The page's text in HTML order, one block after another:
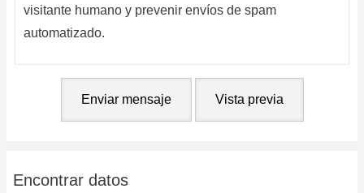
visitante humano y prevenir envíos de spam
automatizado.
Encontrar datos